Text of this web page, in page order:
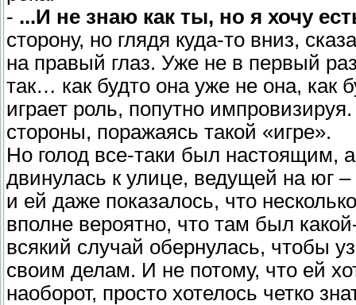
- ...И не знаю как ты, но я хочу
сторону, но глядя куда-то вниз,
на правый глаз. Уже не в первый
так… как будто она уже не она, как
играет роль, попутно
стороны, поражаясь такой «игре».
Но голод все-таки был настоящим,
двинулась к улице, ведущей на юг
и ей даже показалось, что
вполне вероятно, что там был
всякий случай обернулась, чтобы
своим делам. И не потому, что ей
наоборот, просто хотелось четко